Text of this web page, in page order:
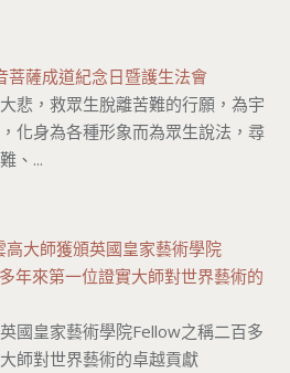
薩成道紀念日暨護生法會
悲，救眾生脫離苦難的行願，為宇
化身為各種形象而為眾生說法，尋
、...
大師獲頒英國皇家藝術學院
年來第一位證實大師對世界藝術的
國皇家藝術學院Fellow之稱二百多
師對世界藝術的卓越貢獻